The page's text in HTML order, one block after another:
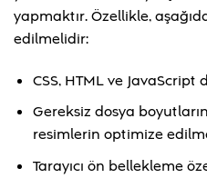
yapmaktır. Özellikle,
edilmelidir:
CSS, HTML ve JavaScript
Gereksiz dosya
resimlerin optimize
Tarayıcı ön bellekleme